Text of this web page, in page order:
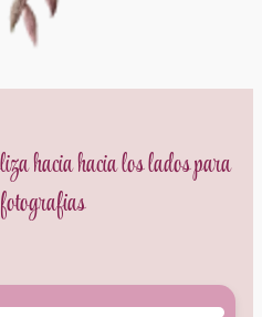
hacia hacia los lados para